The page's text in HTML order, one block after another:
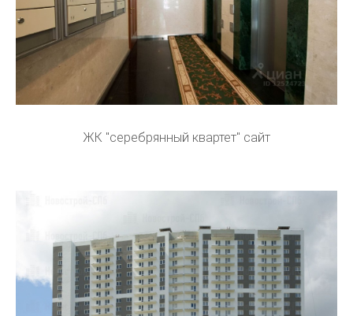
ЖК "серебрянный квартет" сайт